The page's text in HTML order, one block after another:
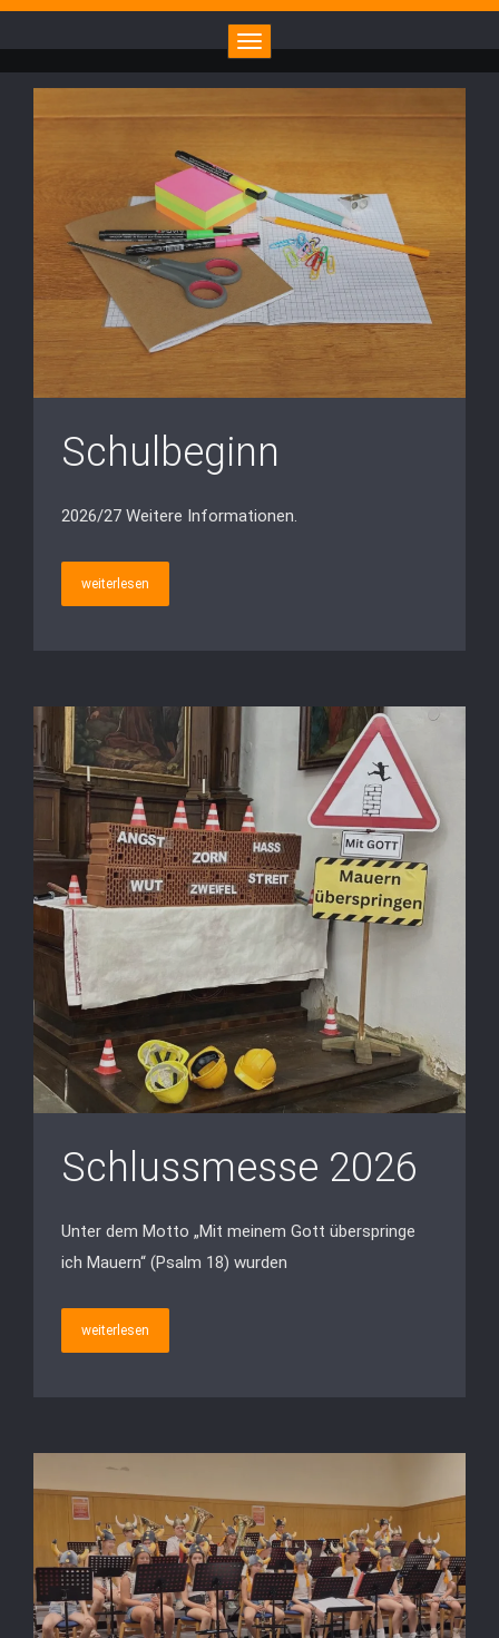
Toggle navigation
Schulbeginn
2026/27 Weitere Informationen.
weiterlesen
Schlussmesse 2026
Unter dem Motto „Mit meinem Gott überspringe
ich Mauern“ (Psalm 18) wurden
weiterlesen